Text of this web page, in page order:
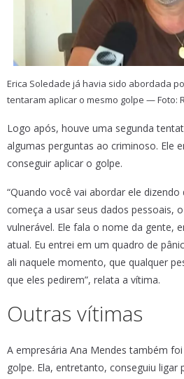
Erica Soledade já havia sido abordada
tentaram aplicar o mesmo golpe — Foto:
Logo após, houve uma segunda
algumas perguntas ao criminoso. Ele
conseguir aplicar o golpe.
“Quando você vai abordar ele
começa a usar seus dados pessoais,
vulnerável. Ele fala o nome da gente,
atual. Eu entrei em um quadro de
ali naquele momento, que qualquer
que eles pedirem”, relata a vítima.
Outras vítimas
A empresária Ana Mendes também
golpe. Ela, entretanto, conseguiu ligar